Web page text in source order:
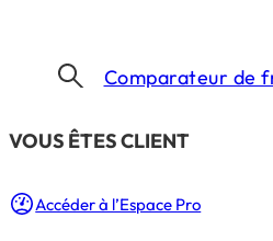
​VOUS ÊTES CLIENT
Accéder à l’Espace Pro
Comparateur de